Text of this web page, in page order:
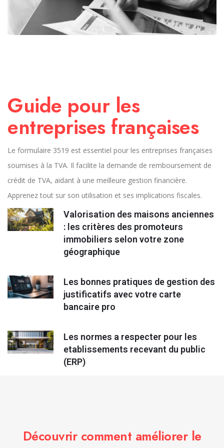
Guide pour les
entreprises françaises
Le formulaire 3519 est essentiel pour les entreprises françaises
soumises à la TVA. Il facilite la demande de remboursement de
crédit de TVA, aidant à une meilleure gestion financière.
Apprenez tout sur son utilisation et ses implications fiscales.
Valorisation des maisons anciennes
: les critères des promoteurs
immobiliers selon votre zone
géographique
Les bonnes pratiques de gestion des
justificatifs avec votre carte
bancaire pro
Les normes a respecter pour les
etablissements recevant du public
(ERP)
Découvrir comment améliorer le